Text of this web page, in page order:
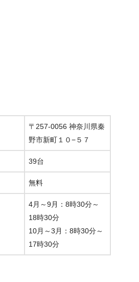
〒257-0056 神奈川県秦
野市新町１０−５７
39台
無料
4月～9月：8時30分～
18時30分
10月～3月：8時30分～
17時30分